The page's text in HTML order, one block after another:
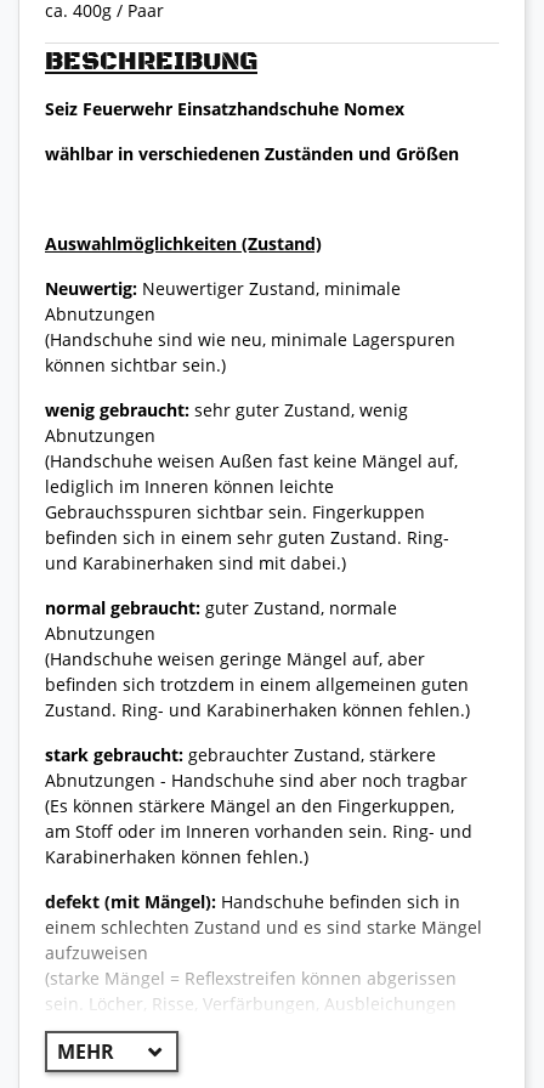
BESCHREIBUNG
Seiz Feuerwehr Einsatzhandschuhe Nomex
wählbar in verschiedenen Zuständen und Größen
Auswahlmöglichkeiten (Zustand)
Neuwertig: Neuwertiger Zustand, minimale
Abnutzungen
(Handschuhe sind wie neu, minimale Lagerspuren
können sichtbar sein.)
wenig gebraucht: sehr guter Zustand, wenig
Abnutzungen
(Handschuhe weisen Außen fast keine Mängel auf,
lediglich im Inneren können leichte
Gebrauchsspuren sichtbar sein. Fingerkuppen
befinden sich in einem sehr guten Zustand. Ring-
und Karabinerhaken sind mit dabei.)
normal gebraucht: guter Zustand, normale
Abnutzungen
(Handschuhe weisen geringe Mängel auf, aber
befinden sich trotzdem in einem allgemeinen guten
Zustand. Ring- und Karabinerhaken können fehlen.)
stark gebraucht: gebrauchter Zustand, stärkere
Abnutzungen - Handschuhe sind aber noch tragbar
(Es können stärkere Mängel an den Fingerkuppen,
am Stoff oder im Inneren vorhanden sein. Ring- und
Karabinerhaken können fehlen.)
defekt (mit Mängel): Handschuhe befinden sich in
einem schlechten Zustand und es sind starke Mängel
aufzuweisen
(starke Mängel = Reflexstreifen können abgerissen
sein. Löcher, Risse, Verfärbungen, Ausbleichungen
oder starke Brandstellen können vorhanden sein.)
ca. 400g / Paar